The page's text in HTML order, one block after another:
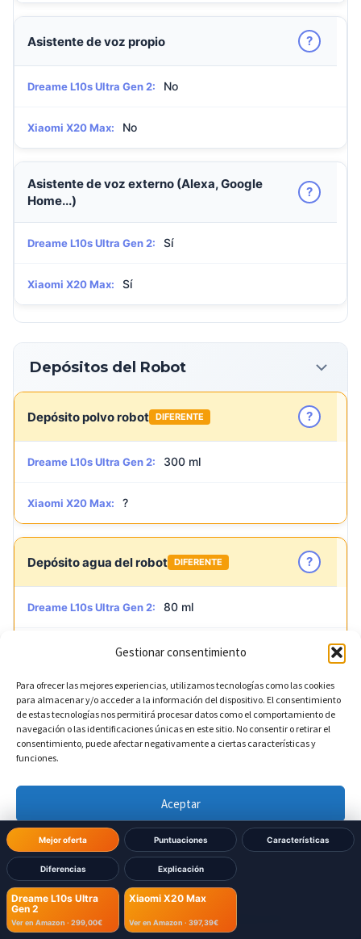
Gestionar consentimiento
Para ofrecer las mejores experiencias, utilizamos tecnologías como las cookies
para almacenar y/o acceder a la información del dispositivo. El consentimiento
de estas tecnologías nos permitirá procesar datos como el comportamiento de
navegación o las identificaciones únicas en este sitio. No consentir o retirar el
consentimiento, puede afectar negativamente a ciertas características y
funciones.
Aceptar
Denegar
Ver preferencias
Política de cookies Política de Privacidad
Mejor oferta Puntuaciones Características
Diferencias Explicación
Dreame L10s Ultra
Gen 2
Ver en Amazon · 299,00€
Xiaomi X20 Max
Ver en Amazon · 397,39€
Asistente de voz propio ?
Dreame L10s Ultra Gen 2: No
Xiaomi X20 Max: No
Asistente de voz externo (Alexa, Google
Home...)
?
Dreame L10s Ultra Gen 2: Sí
Xiaomi X20 Max: Sí
Depósitos del Robot
Depósito polvo robot DIFERENTE ?
Dreame L10s Ultra Gen 2: 300 ml
Xiaomi X20 Max: ?
Depósito agua del robot DIFERENTE ?
Dreame L10s Ultra Gen 2: 80 ml
Sí
Dimensiones Robot
Dreame L10s Ultra Gen 2: 350 mm
Xiaomi X20 Max: 350 mm
Altura del robot